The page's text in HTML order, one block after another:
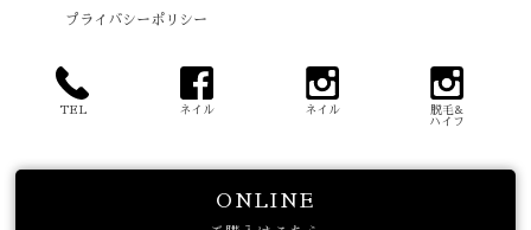
プライバシーポリシー
TEL ネイル ネイル
脱毛&
ハイフ
ONLINE